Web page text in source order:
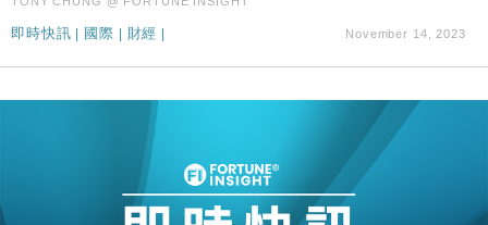
即時快訊 | 國際 | 財經 | November 14, 2023